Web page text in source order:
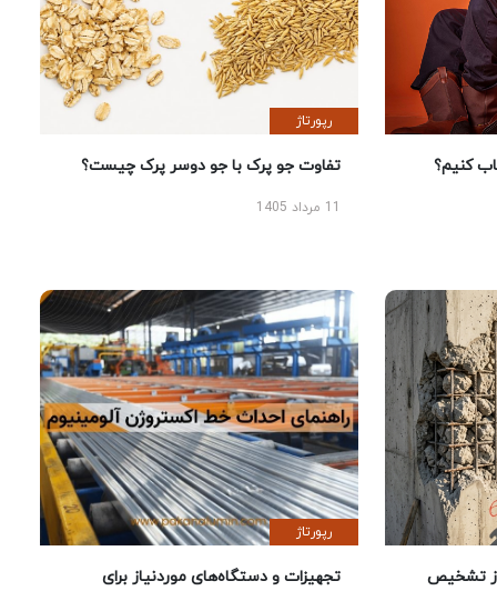
کنیم؟
رپورتاژ
تفاوت جو پرک با جو دوسر پرک چیست؟
تشخیص
رپورتاژ
تجهیزات و دستگاه‌های موردنیاز برای